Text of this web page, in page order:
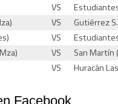
VS
VS Gutiérrez
VS
VS San Martín
VS Huracán
Facebook